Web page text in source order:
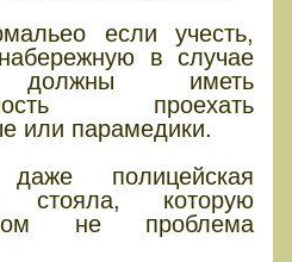
если учесть,
в случае
иметь
проехать
или парамедики.
полицейская
стояла, которую
не проблема